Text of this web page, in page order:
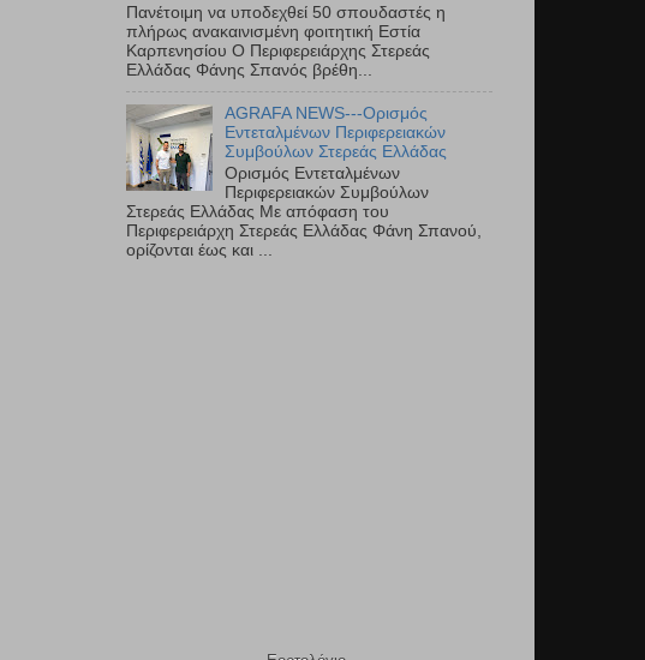
Πανέτοιμη να υποδεχθεί 50 σπουδαστές η
πλήρως ανακαινισμένη φοιτητική Εστία
Καρπενησίου Ο Περιφερειάρχης Στερεάς
Ελλάδας Φάνης Σπανός βρέθη...
AGRAFA NEWS---Ορισμός
Εντεταλμένων Περιφερειακών
Συμβούλων Στερεάς Ελλάδας
Ορισμός Εντεταλμένων
Περιφερειακών Συμβούλων
Στερεάς Ελλάδας Με απόφαση του
Περιφερειάρχη Στερεάς Ελλάδας Φάνη Σπανού,
ορίζονται έως και ...